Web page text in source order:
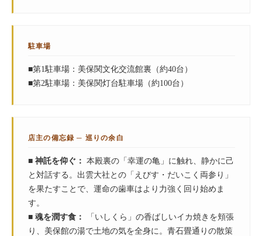
駐車場
■第1駐車場：美保関文化交流館裏（約40台）
■第2駐車場：美保関灯台駐車場（約100台）
店主の備忘録 ─ 巡りの余白
■ 神託を仰ぐ： 本殿裏の「幸運の亀」に触れ、静かに己
と対話する。出雲大社との「えびす・だいこく両参り」
を果たすことで、運命の歯車はより力強く回り始めま
す。
■ 魂を潤す食：
「いしくら」の香ばしいイカ焼きを頬張
り、美保館の湯で土地の気を全身に。青石畳通りの散策